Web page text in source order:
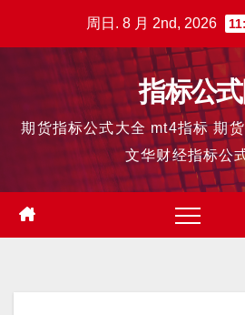
周日. 8 月 2nd, 2026
指标公
期货指标公式大全 mt4指标 期
文华财经指标公